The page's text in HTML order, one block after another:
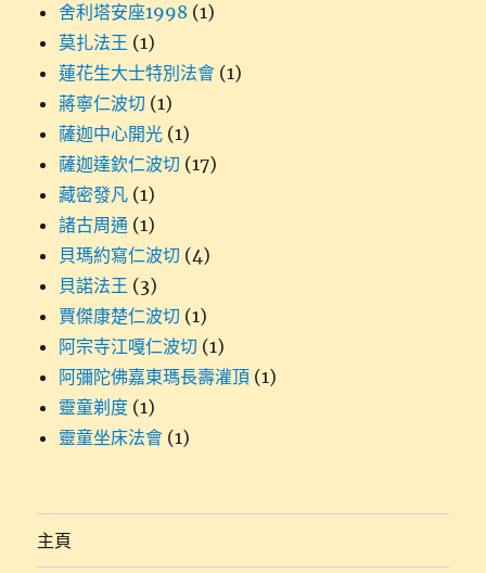
舍利塔安座1998 (1)
莫扎法王 (1)
蓮花生大士特別法會 (1)
蔣寧仁波切 (1)
薩迦中心開光 (1)
薩迦達欽仁波切 (17)
藏密發凡 (1)
諸古周通 (1)
貝瑪約寫仁波切 (4)
貝諾法王 (3)
賈傑康楚仁波切 (1)
阿宗寺江嘎仁波切 (1)
阿彌陀佛嘉東瑪長壽灌頂 (1)
靈童剃度 (1)
靈童坐床法會 (1)
主頁